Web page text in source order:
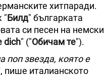
хитпаради.
"Билд" българката
си песен на немски
dich" ("Обичам те").
поп звезда, която е
пише италианското